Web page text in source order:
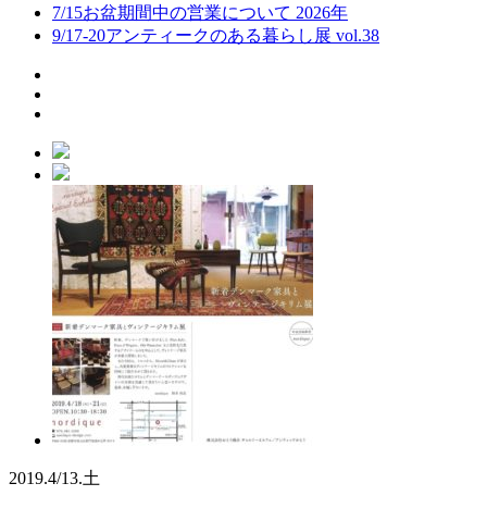
7/15お盆期間中の営業について 2026年
9/17-20アンティークのある暮らし展 vol.38
2019.4/13.土